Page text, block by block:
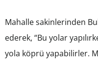
Mahalle sakinlerinden
ederek, “Bu yolar
yola köprü yapabilirler.